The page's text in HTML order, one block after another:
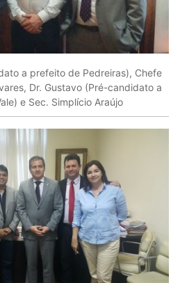
a prefeito de Pedreiras), Chefe
Dr. Gustavo (Pré-candidato a
e Sec. Simplício Araújo